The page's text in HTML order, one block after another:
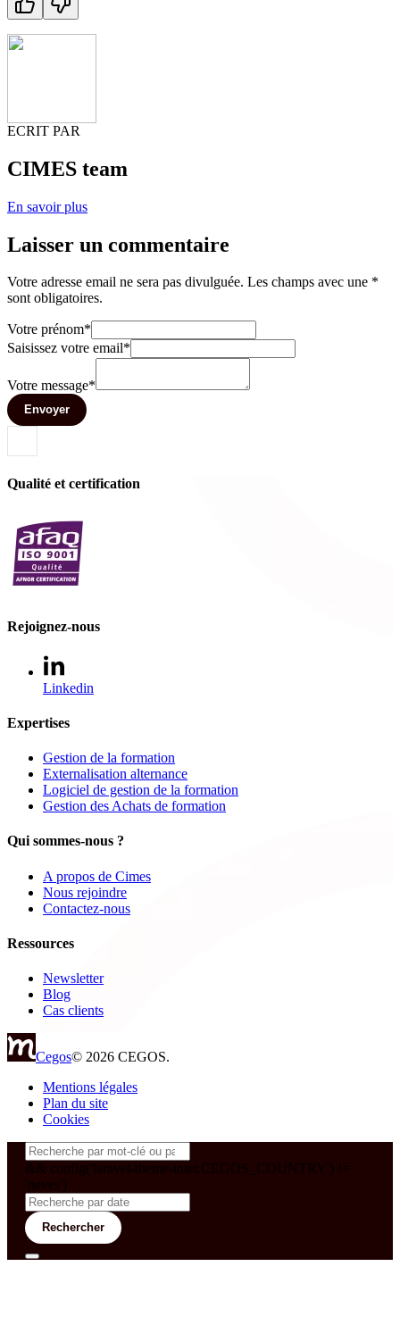
ECRIT PAR
CIMES team
En savoir plus
Laisser un commentaire
Votre adresse email ne sera pas divulguée. Les champs avec une *
sont obligatoires.
Votre prénom*
Saisissez votre email*
Votre message*
Envoyer
Qualité et certification
Rejoignez-nous
Linkedin
Expertises
Gestion de la formation
Externalisation alternance
Logiciel de gestion de la formation
Gestion des Achats de formation
Qui sommes-nous ?
A propos de Cimes
Nous rejoindre
Contactez-nous
Ressources
Newsletter
Blog
Cas clients
Cegos© 2026 CEGOS.
Mentions légales
Plan du site
Cookies
&& config('laravel-theme-inter.CEGOS_COUNTRY') !=
'neves')
Rechercher